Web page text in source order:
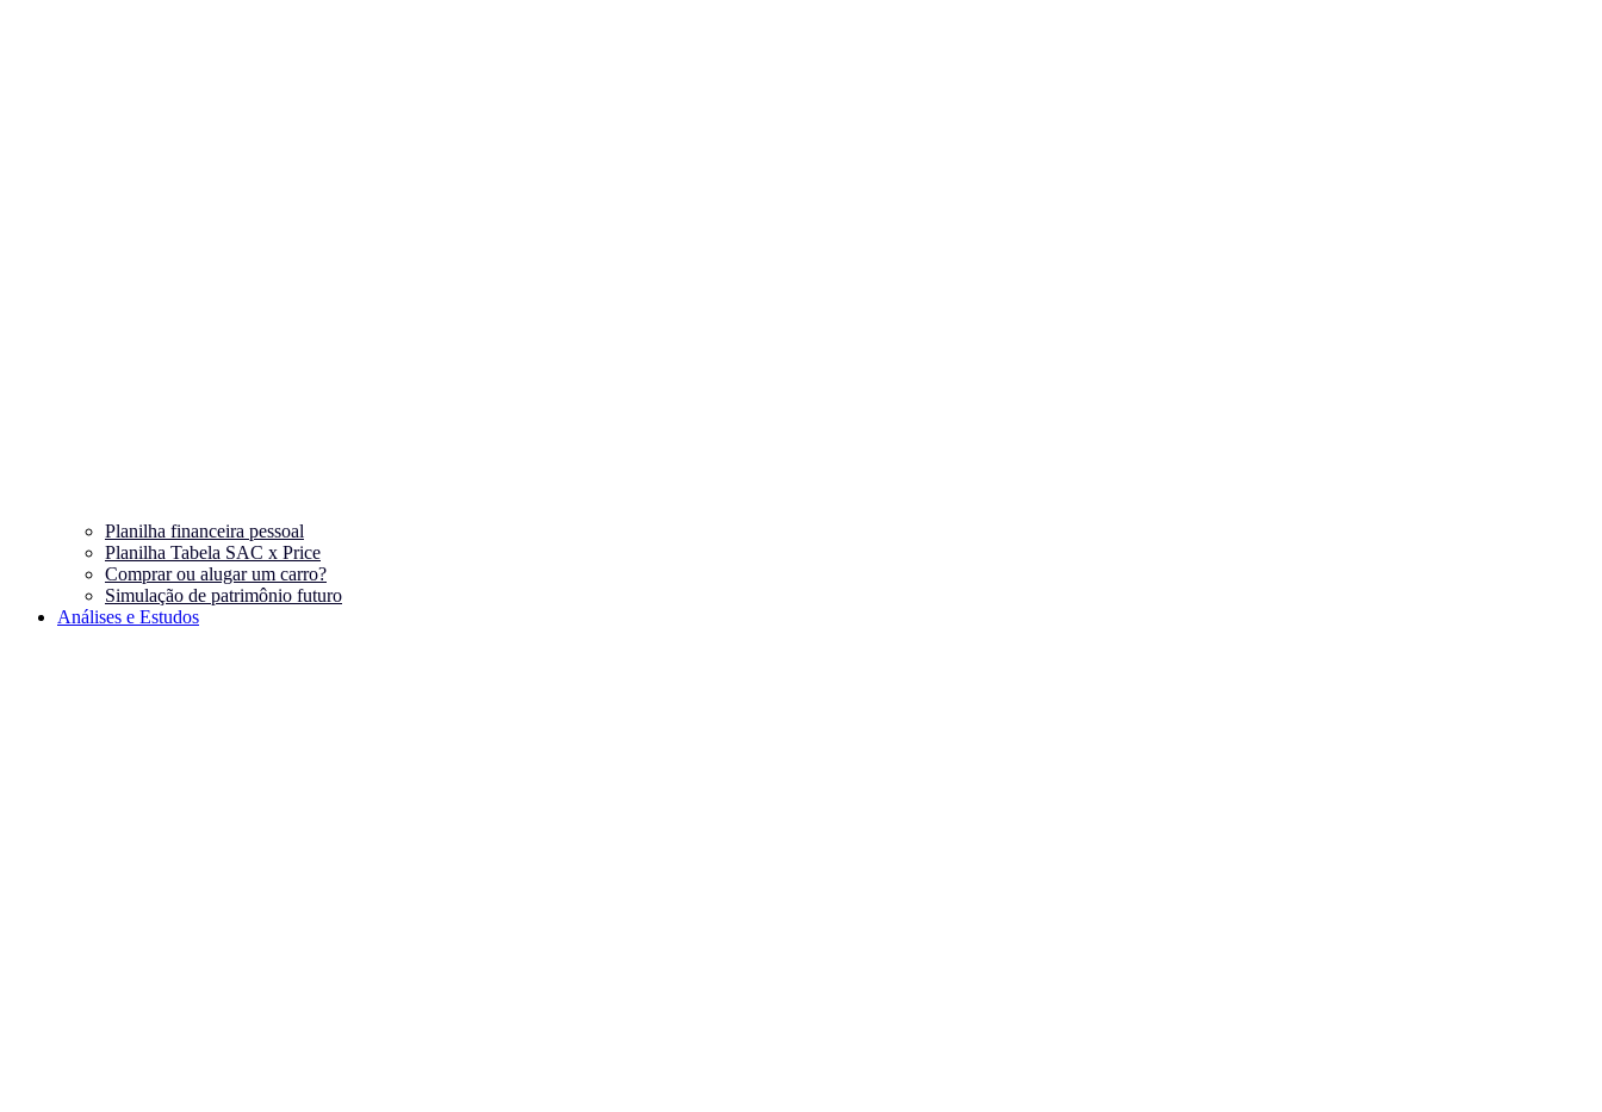
Planilha financeira pessoal
Planilha Tabela SAC x Price
Comprar ou alugar um carro?
Simulação de patrimônio futuro
Análises e Estudos